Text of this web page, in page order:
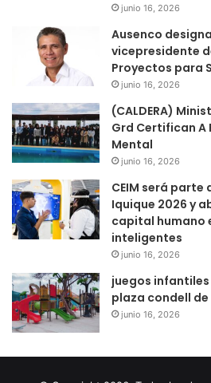
junio 16, 2026
Ausenco
vicepresidente
Proyectos para
junio 16, 2026
(CALDERA)
Grd Certifican A
Mental
junio 16, 2026
CEIM será parte
Iquique 2026 y
capital humano
inteligentes
junio 16, 2026
juegos
plaza condell
junio 16, 2026